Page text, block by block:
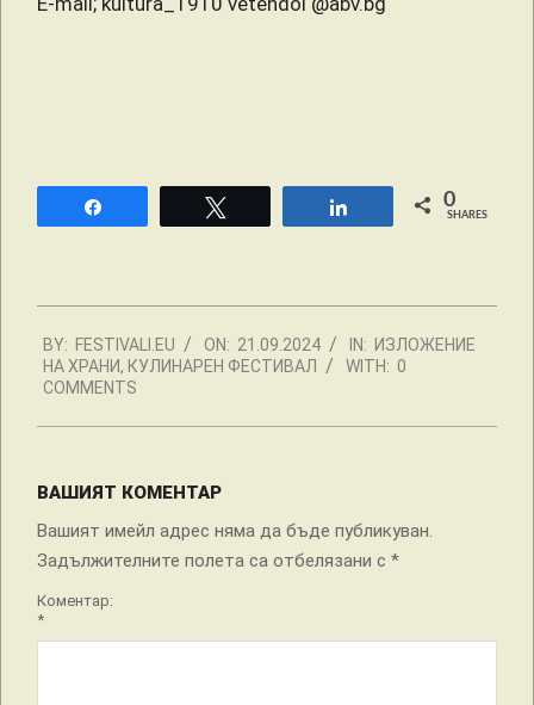
0
SHARES
09-
21
BY: FESTIVALI.EU ON: 21.09.2024 IN: ИЗЛОЖЕНИЕ
НА ХРАНИ, КУЛИНАРЕН ФЕСТИВАЛ WITH: 0
COMMENTS
ВАШИЯТ КОМЕНТАР
Вашият имейл адрес няма да бъде публикуван.
Задължителните полета са отбелязани с *
Коментар:
*